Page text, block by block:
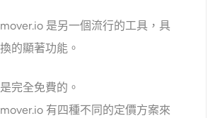
是另一個流行的工具，具
的顯著功能。
完全免費的。
有四種不同的定價方案來